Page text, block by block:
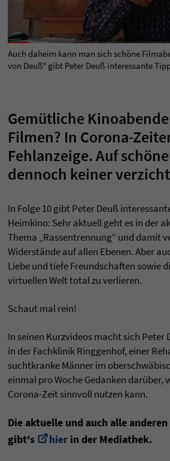
Auch daheim kann man sich schöne
von Deuß" gibt Peter Deuß interessante
Gemütliche
Filmen? In Corona-
Fehlanzeige. Auf
dennoch keiner
In Folge 10 gibt Peter Deuß
Heimkino: Sehr aktuell geht es in der
Thema „Rassentrennung“ und damit
Widerstände auf allen Ebenen. Aber
Liebe und tiefe Freundschaften sowie
virtuellen Welt total zu verlieren.
Schaut mal rein!
In seinen Kurzvideos macht sich
in der Fachklinik Ringgenhof, einer
suchtkranke Männer im
einmal pro Woche Gedanken darüber,
Corona-Zeit sinnvoll nutzen kann.
Die aktuelle und auch alle anderen
gibt's
hier in der Mediathek.